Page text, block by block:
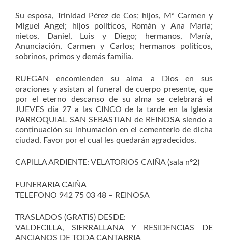
Su esposa, Trinidad Pérez de Cos; hijos, Mª Carmen y
Miguel Angel; hijos políticos, Román y Ana María;
nietos, Daniel, Luis y Diego; hermanos, María,
Anunciación, Carmen y Carlos; hermanos políticos,
sobrinos, primos y demás familia.
RUEGAN encomienden su alma a Dios en sus
oraciones y asistan al funeral de cuerpo presente, que
por el eterno descanso de su alma se celebrará el
JUEVES día 27 a las CINCO de la tarde en la Iglesia
PARROQUIAL SAN SEBASTIAN de REINOSA siendo a
continuación su inhumación en el cementerio de dicha
ciudad. Favor por el cual les quedarán agradecidos.
CAPILLA ARDIENTE: VELATORIOS CAIÑA (sala nº2)
FUNERARIA CAIÑA
TELEFONO 942 75 03 48 – REINOSA
TRASLADOS (GRATIS) DESDE:
VALDECILLA, SIERRALLANA Y RESIDENCIAS DE
ANCIANOS DE TODA CANTABRIA